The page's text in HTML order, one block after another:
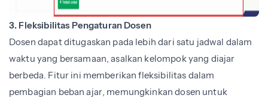
3. Fleksibilitas Pengaturan Dosen
Dosen dapat ditugaskan pada lebih dari satu jadwal dalam
waktu yang bersamaan, asalkan kelompok yang diajar
berbeda. Fitur ini memberikan fleksibilitas dalam
pembagian beban ajar, memungkinkan dosen untuk